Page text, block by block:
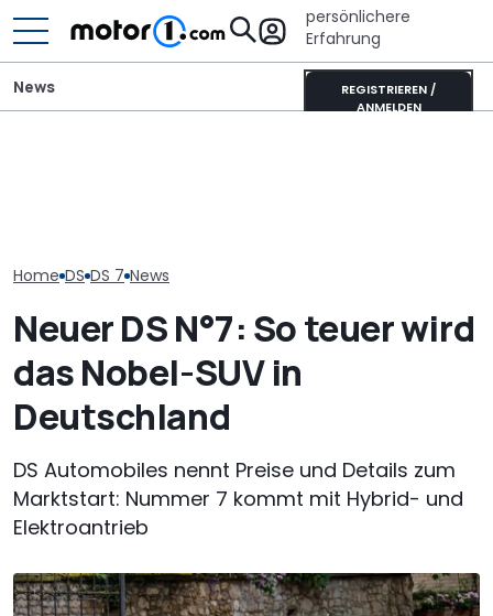
persönlichere
Erfahrung
REGISTRIEREN /
ANMELDEN
News
Home DS DS 7 News
Neuer DS N°7: So teuer wird
das Nobel-SUV in
Deutschland
DS Automobiles nennt Preise und Details zum
Marktstart: Nummer 7 kommt mit Hybrid- und
Elektroantrieb